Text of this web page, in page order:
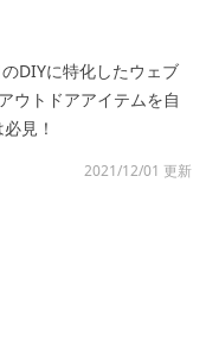
DIYに特化したウェブ
ウトドアアイテムを自
見！
2021/12/01 更新